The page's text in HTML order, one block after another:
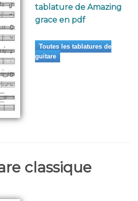
tablature de Amazing
grace en pdf
Toutes les tablatures de
guitare
classique